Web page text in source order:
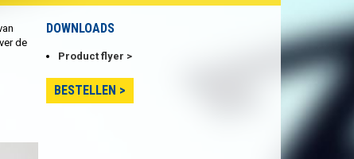
de
DOWNLOADS
Product flyer
BESTELLEN